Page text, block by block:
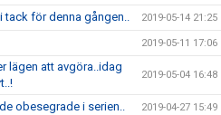
tack för denna gången.. 2019-05-14 21:25
2019-05-11 17:06
lägen att avgöra..idag
2019-05-04 16:48
obesegrade i serien.. 2019-04-27 15:49